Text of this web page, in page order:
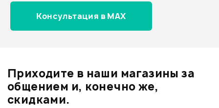
Оценка5
Оценка4
Оценка1
Консультация в MAX
Приходите в наши магазины за
общением и, конечно же,
скидками.